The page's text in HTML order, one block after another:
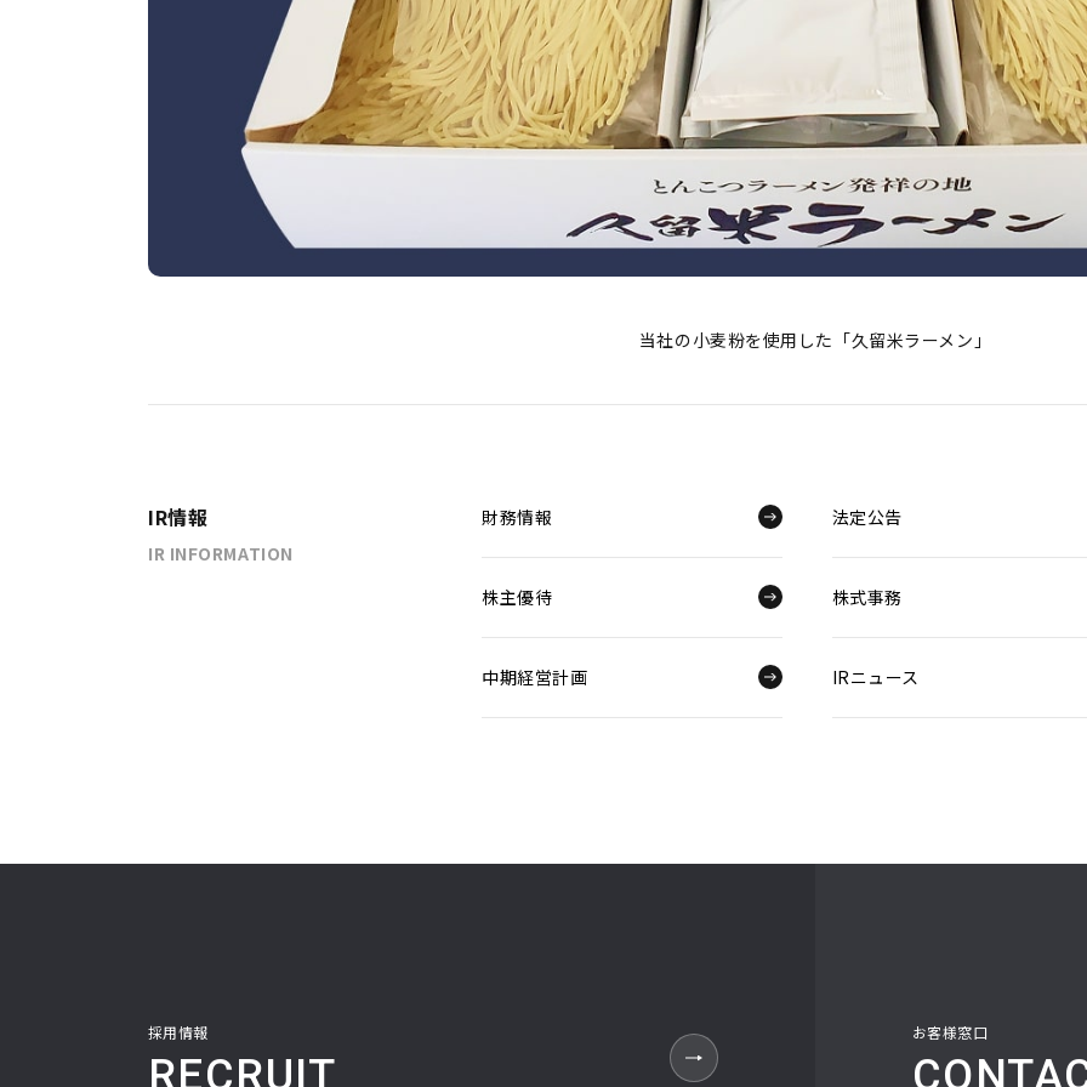
当社の小麦粉を使用した「久留米ラーメン」
IR情報
IR INFORMATION
財務情報 法定公告
株主優待 株式事務
中期経営計画 IRニュース
採用情報
RECRUIT
お客様窓口